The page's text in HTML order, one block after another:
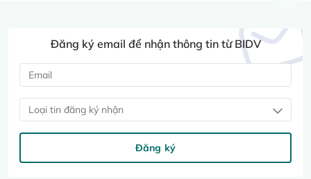
Đăng ký email để nhận thông tin từ BIDV
Loại tin đăng ký nhận
Đăng ký